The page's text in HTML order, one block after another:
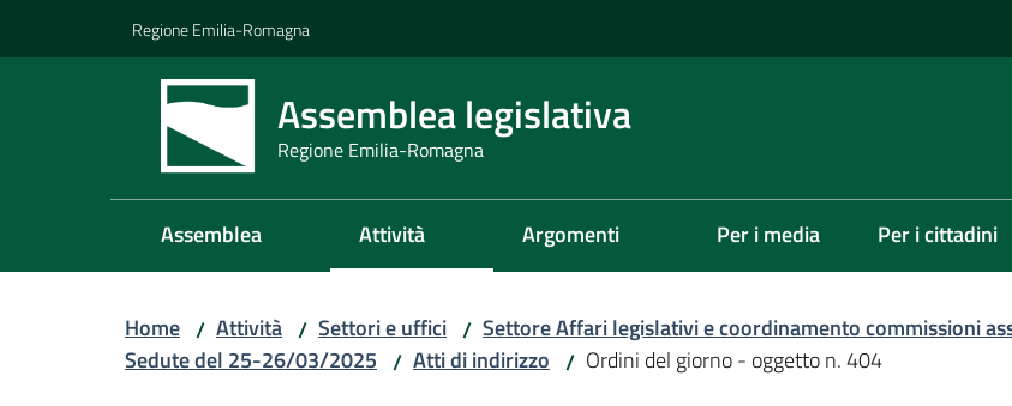
Regione Emilia-Romagna
Assemblea legislativa
Regione Emilia-Romagna
Assemblea Attività Argomenti Per i media Per i cittadini
Home / Attività / Settori e uffici / Settore Affari legislativi e coordinamento commissioni
Sedute del 25-26/03/2025 / Atti di indirizzo / Ordini del giorno - oggetto n. 404